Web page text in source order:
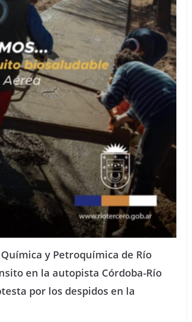
y Petroquímica de Río
en la autopista Córdoba-Río
por los despidos en la